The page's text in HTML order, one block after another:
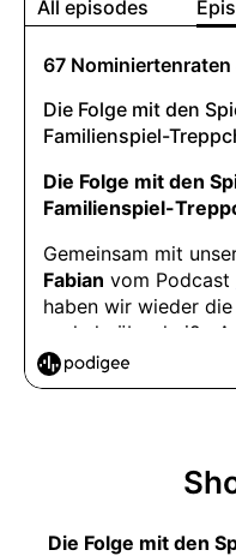
Die Folge mit den